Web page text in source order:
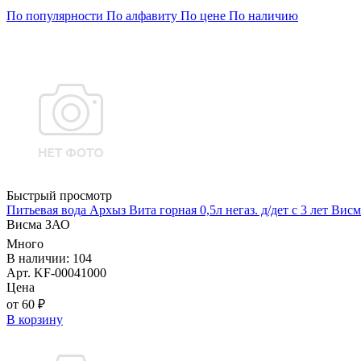
По популярности По алфавиту По цене По наличию
Быстрый просмотр
Питьевая вода Архыз Вита горная 0,5л негаз. д/дет с 3 лет
Висма ЗАО
Много
В наличии: 104
Арт. KF-00041000
Цена
от 60 ₽
В корзину